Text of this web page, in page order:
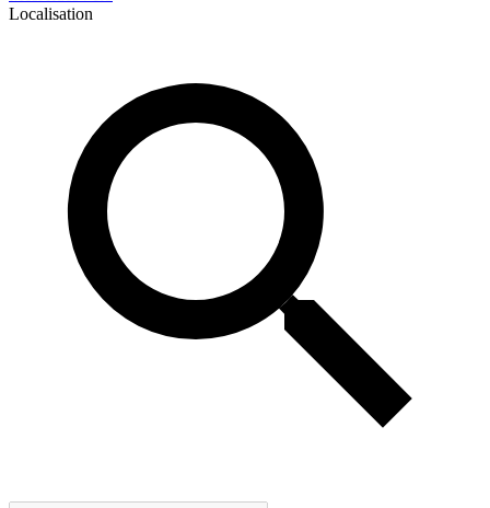
Localisation